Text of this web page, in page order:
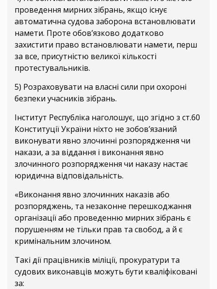
проведення мирних зібрань, якщо існує
автоматична судова заборона встановлювати
намети. Проте обов’язково додатково
захистити право встановлювати намети, перш
за все, присутністю великої кількості
протестувальників.
5) Розраховувати на власні сили при охороні
безпеки учасників зібрань.
Інститут Республіка наголошує, що згідно з ст.60
Конституції України ніхто не зобов’язаний
виконувати явно злочинні розпорядження чи
накази, а за віддання і виконання явно
злочинного розпорядження чи наказу настає
юридична відповідальність.
«Виконання явно злочинних наказів або
розпоряджень, та незаконне перешкоджання
організації або проведенню мирних зібрань є
порушенням не тільки прав та свобод, а й є
кримінальним злочином.
Такі дії працівників міліції, прокуратури та
судових виконавців можуть бути кваліфіковані
за: